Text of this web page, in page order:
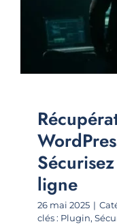
ligne
26 mai 2025 |
clés : Plugin,